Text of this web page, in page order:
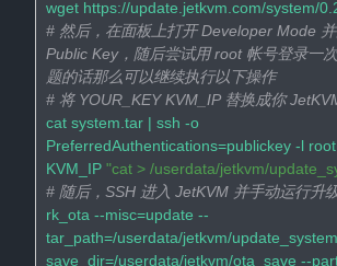
# 然后，在面板上打开 Developer Mode
Public Key，随后尝试用 root 帐号登录一
题的话那么可以继续执行以下操作
# 将 YOUR_KEY KVM_IP 替换成你
cat system.tar | ssh -o
PreferredAuthentications=publickey -l
KVM_IP "cat > /userdata/jetkvm/
# 随后，SSH 进入 JetKVM 并手动运行升级
rk_ota --misc=update --
tar_path=/userdata/jetkvm/